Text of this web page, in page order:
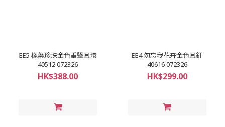
EE5 橡葉珍珠金色垂墜耳環
40512 072326
HK$388.00
EE4 勿忘我花卉金色耳釘
40616 072326
HK$299.00